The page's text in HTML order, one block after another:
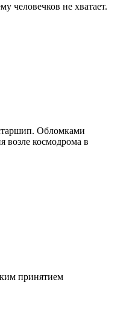
человечков не хватает.
Обломками
возле космодрома в
принятием